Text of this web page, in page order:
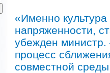
«Именно
напряженности,
убежден министр.
процесс
совместной